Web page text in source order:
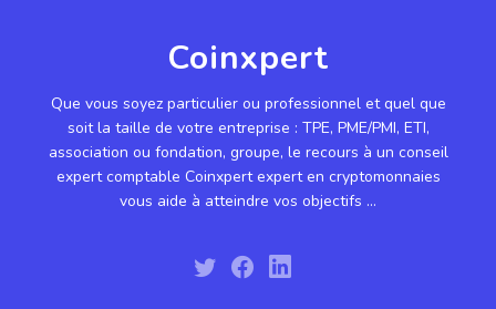
Coinxpert
Que vous soyez particulier ou professionnel et quel que
soit la taille de votre entreprise : TPE, PME/PMI, ETI,
association ou fondation, groupe, le recours à un conseil
expert comptable Coinxpert expert en cryptomonnaies
vous aide à atteindre vos objectifs ...